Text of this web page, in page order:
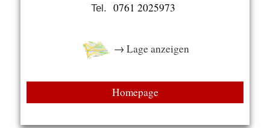
Tel. 0761 2025973
→ Lage anzeigen
Homepage